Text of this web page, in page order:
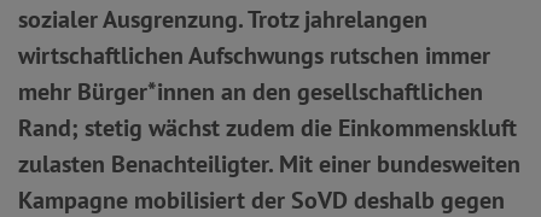
sozialer Ausgrenzung. Trotz jahrelangen
wirtschaftlichen Aufschwungs rutschen immer
mehr Bürger*innen an den gesellschaftlichen
Rand; stetig wächst zudem die Einkommenskluft
zulasten Benachteiligter. Mit einer bundesweiten
Kampagne mobilisiert der SoVD deshalb gegen